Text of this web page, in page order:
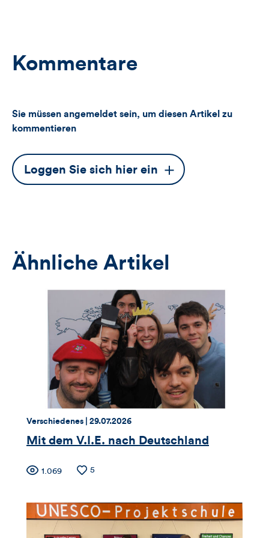
Kommentare
Sie müssen angemeldet sein, um diesen Artikel zu
kommentieren
Dieser
Button
Loggen Sie sich hier ein
Ähnliche Artikel
Thema:
Verschiedenes | Datum:
29.07.2026
Mit dem V.I.E. nach Deutschland
Zähler
für
Views,
Anzahl
1.069
Anzahl
5